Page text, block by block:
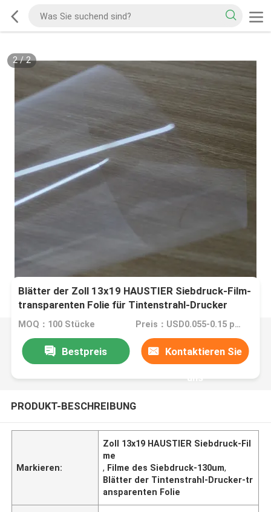
2/2
Blätter der Zoll 13x19 HAUSTIER Siebdruck-Film-
transparenten Folie für Tintenstrahl-Drucker
MOQ：100 Stücke Preis：USD0.055-0.15 per sheet (subject bid)
Bestpreis Kontaktieren Sie
uns
PRODUKT-BESCHREIBUNG
Markieren:
Zoll 13x19 HAUSTIER Siebdruck-Fil
me
, Filme des Siebdruck-130um,
Blätter der Tintenstrahl-Drucker-tr
ansparenten Folie